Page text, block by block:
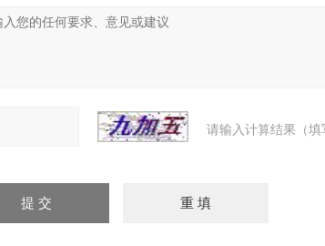
请输入计算结果（